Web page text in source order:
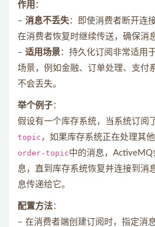
作用 ：
– 消息不丢失：即使消费者断开连
在消费者恢复时继续传送，确保消
– 适用场景：持久化订阅非常适用
场景，例如金融、订单处理、支付
不会丢失。
举个例子：
假设有一个库存系统，当系统订阅
topic ，如果库存系统正在处理其
order-topic中的消息，
息，直到库存系统恢复并连接到消
息传递给它。
配置方法：
– 在消费者端创建订阅时，指定消